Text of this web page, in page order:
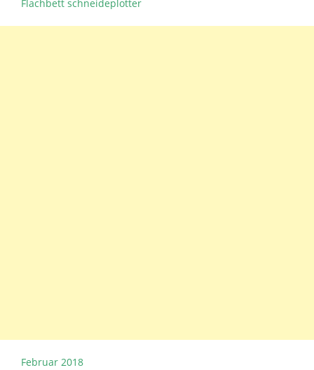
Flachbett schneideplotter
Februar 2018